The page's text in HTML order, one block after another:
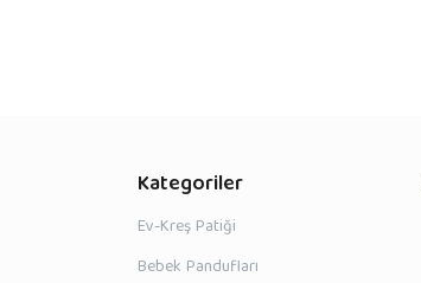
Kategoriler
Ev-Kreş Patiği
Bebek Pandufları